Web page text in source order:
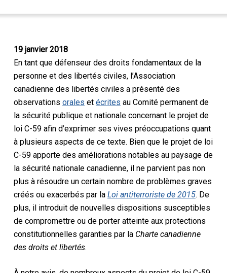
19 janvier 2018
En tant que défenseur des droits fondamentaux de la
personne et des libertés civiles, l’Association
canadienne des libertés civiles a présenté des
observations orales et écrites au Comité permanent de
la sécurité publique et nationale concernant le projet de
loi C-59 afin d’exprimer ses vives préoccupations quant
à plusieurs aspects de ce texte. Bien que le projet de loi
C-59 apporte des améliorations notables au paysage de
la sécurité nationale canadienne, il ne parvient pas non
plus à résoudre un certain nombre de problèmes graves
créés ou exacerbés par la Loi antiterroriste de 2015. De
plus, il introduit de nouvelles dispositions susceptibles
de compromettre ou de porter atteinte aux protections
constitutionnelles garanties par la Charte canadienne
des droits et libertés.